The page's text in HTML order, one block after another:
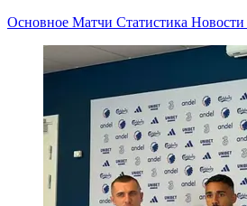
Основное Матчи Статистика Новости